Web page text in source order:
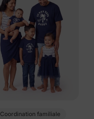
Coordination familiale